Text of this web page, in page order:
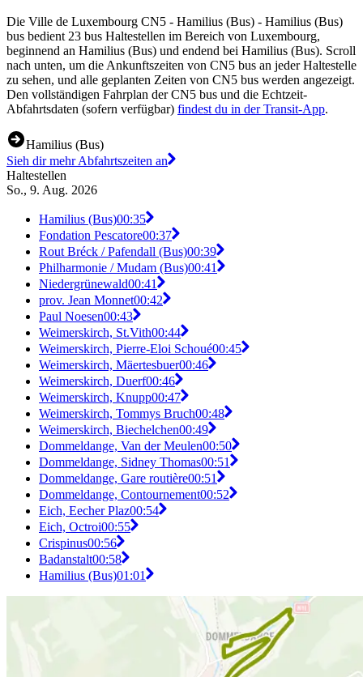
Die Ville de Luxembourg CN5 - Hamilius (Bus) - Hamilius (Bus)
bus bedient 23 bus Haltestellen im Bereich von Luxembourg,
beginnend an Hamilius (Bus) und endend bei Hamilius (Bus). Scroll
nach unten, um die Ankunftszeiten von CN5 bus an jeder Haltestelle
zu sehen, und alle geplanten Zeiten von CN5 bus werden angezeigt.
Den vollständigen Fahrplan der CN5 bus und die Echtzeit-
Abfahrtsdaten (sofern verfügbar) findest du in der Transit-App.
Hamilius (Bus)
Sieh dir mehr Abfahrtszeiten an
Haltestellen
So., 9. Aug. 2026
Hamilius (Bus)00:35
Fondation Pescatore00:37
Rout Bréck / Pafendall (Bus)00:39
Philharmonie / Mudam (Bus)00:41
Niedergrünewald00:41
prov. Jean Monnet00:42
Paul Noesen00:43
Weimerskirch, St.Vith00:44
Weimerskirch, Pierre-Eloi Schoué00:45
Weimerskirch, Mäertesbuer00:46
Weimerskirch, Duerf00:46
Weimerskirch, Knupp00:47
Weimerskirch, Tommys Bruch00:48
Weimerskirch, Biechelchen00:49
Dommeldange, Van der Meulen00:50
Dommeldange, Sidney Thomas00:51
Dommeldange, Gare routière00:51
Dommeldange, Contournement00:52
Eich, Eecher Plaz00:54
Eich, Octroi00:55
Crispinus00:56
Badanstalt00:58
Hamilius (Bus)01:01